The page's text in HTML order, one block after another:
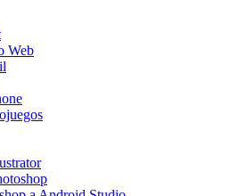
Web